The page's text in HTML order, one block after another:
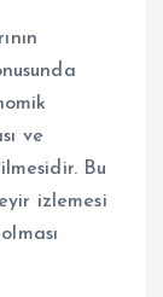
ve
Bu
izlemesi